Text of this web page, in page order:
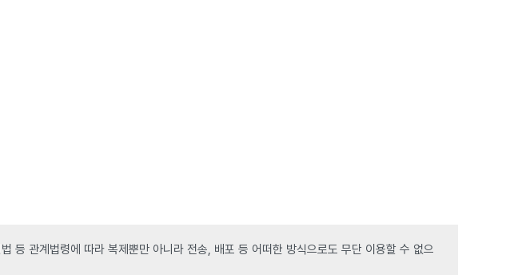
등 관계법령에 따라 복제뿐만 아니라 전송, 배포 등 어떠한 방식으로도 무단 이용할 수 없으